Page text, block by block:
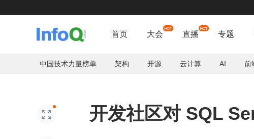
首页 大会 直播 专题
中国技术力量榜单 架构 开源 云计算 AI 前
 开发社区对 SQL